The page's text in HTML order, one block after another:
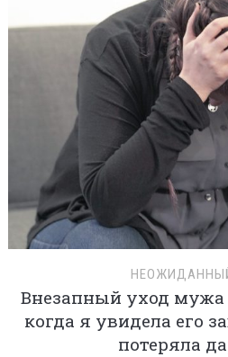
Внезапный уход мужа
когда я увидела его
потеряла